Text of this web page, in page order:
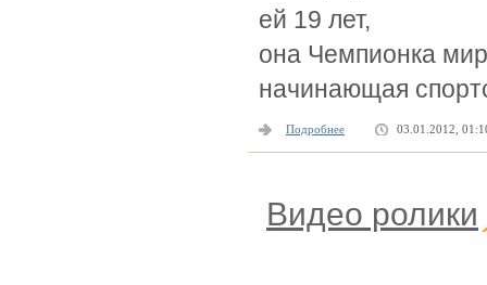
ей 19 лет,
она Чемпионка
начинающая
Подробнее 03.01.2012,
Видео ролики